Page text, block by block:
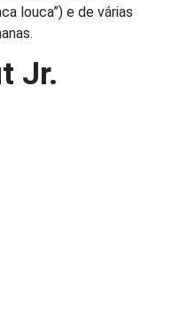
louca”) e de várias
Jr.